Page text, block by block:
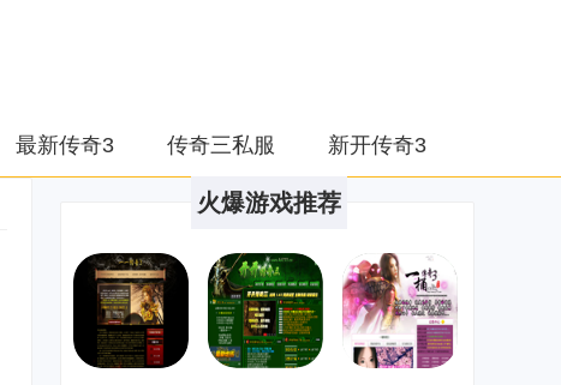
最新传奇3 传奇三私服 新开传奇3
火爆游戏推荐